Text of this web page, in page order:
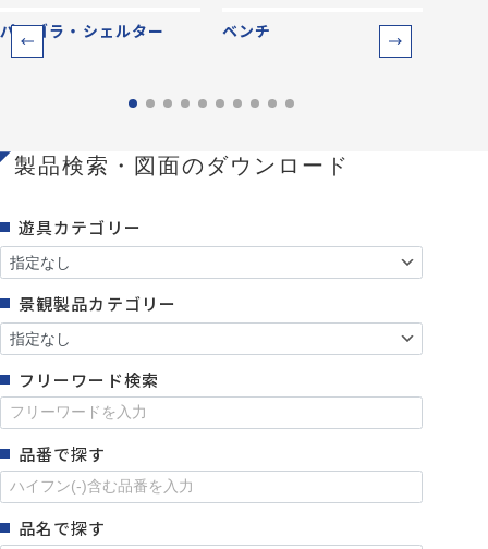
パーゴラ・シェルター ベンチ
製品検索・図面のダウンロード
遊具カテゴリー
景観製品カテゴリー
フリーワード検索
品番で探す
品名で探す